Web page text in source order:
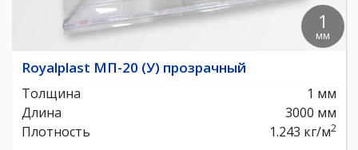
1
мм
Royalplast МП-20 (У) прозрачный
Толщина
1 мм
Длина
3000 мм
Плотность
1.243 кг/м2